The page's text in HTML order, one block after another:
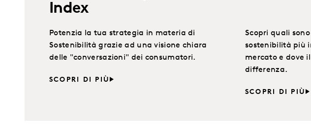
Index
Potenzia la tua strategia in materia di
Sostenibilità grazie ad una visione chiara
delle "conversazioni" dei consumatori.
SCOPRI DI PIÙ
Scopri quali
sostenibilità più
mercato e dove
differenza.
SCOPRI DI PIÙ